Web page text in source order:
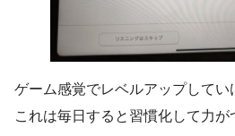
ゲーム感覚でレベルアップしてい
これは毎日すると習慣化して力が